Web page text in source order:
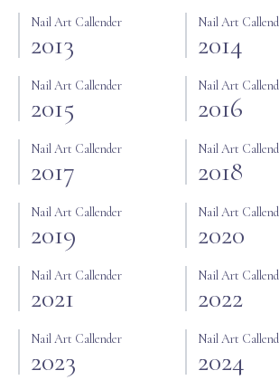
Nail Art Callender
2013
Nail Art
2014
Nail Art Callender
2015
Nail Art
2016
Nail Art Callender
2017
Nail Art
2018
Nail Art Callender
2019
Nail Art
2020
Nail Art Callender
2021
Nail Art
2022
Nail Art Callender
2023
Nail Art
2024